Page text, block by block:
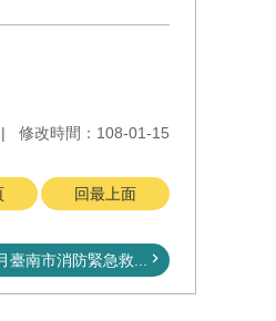
修改時間：108-01-15
回最上面
臺南市消防緊急救...